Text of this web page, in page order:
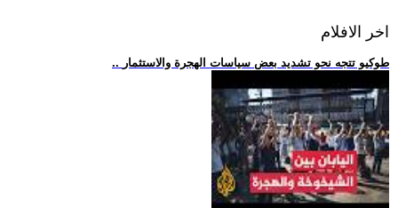
اخر الافلام
.. طوكيو تتجه نحو تشديد بعض سياسات الهجرة والاستثمار